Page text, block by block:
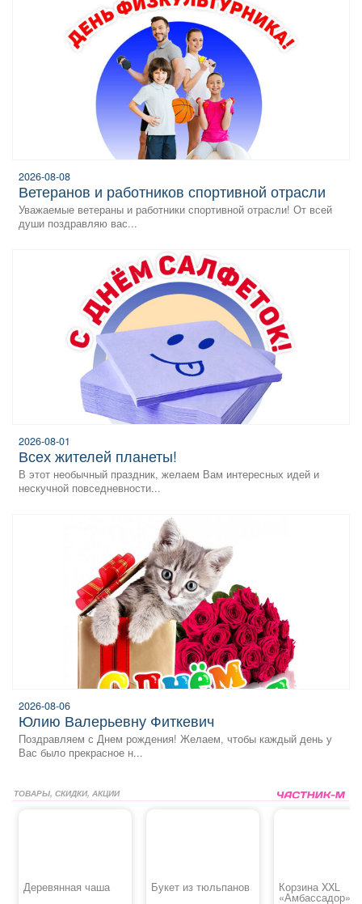
2026-08-08
Ветеранов и работников спортивной отрасли
Уважаемые ветераны и работники спортивной отрасли! От всей
души поздравляю вас...
2026-08-01
всех жителей планеты!
В этот необычный праздник, желаем Вам интересных идей и
нескучной повседневности...
2026-08-06
Юлию Валерьевну Фиткевич
Поздравляем с Днем рождения! Желаем, чтобы каждый день у
Вас было прекрасное н...
ТОВАРЫ, СКИДКИ, АКЦИИ
Деревянная чаша Букет из тюльпанов Корзина XXL
«Амбассадор»